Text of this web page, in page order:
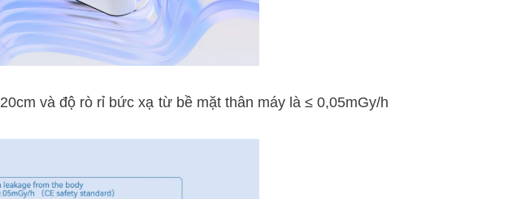
và độ rò rỉ bức xạ từ bề mặt thân máy là ≤ 0,05mGy/h